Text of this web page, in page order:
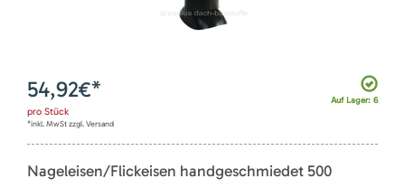
Auf Lager: 6
54,92€*
pro Stück
*inkl. MwSt zzgl. Versand
Nageleisen/Flickeisen handgeschmiedet 500